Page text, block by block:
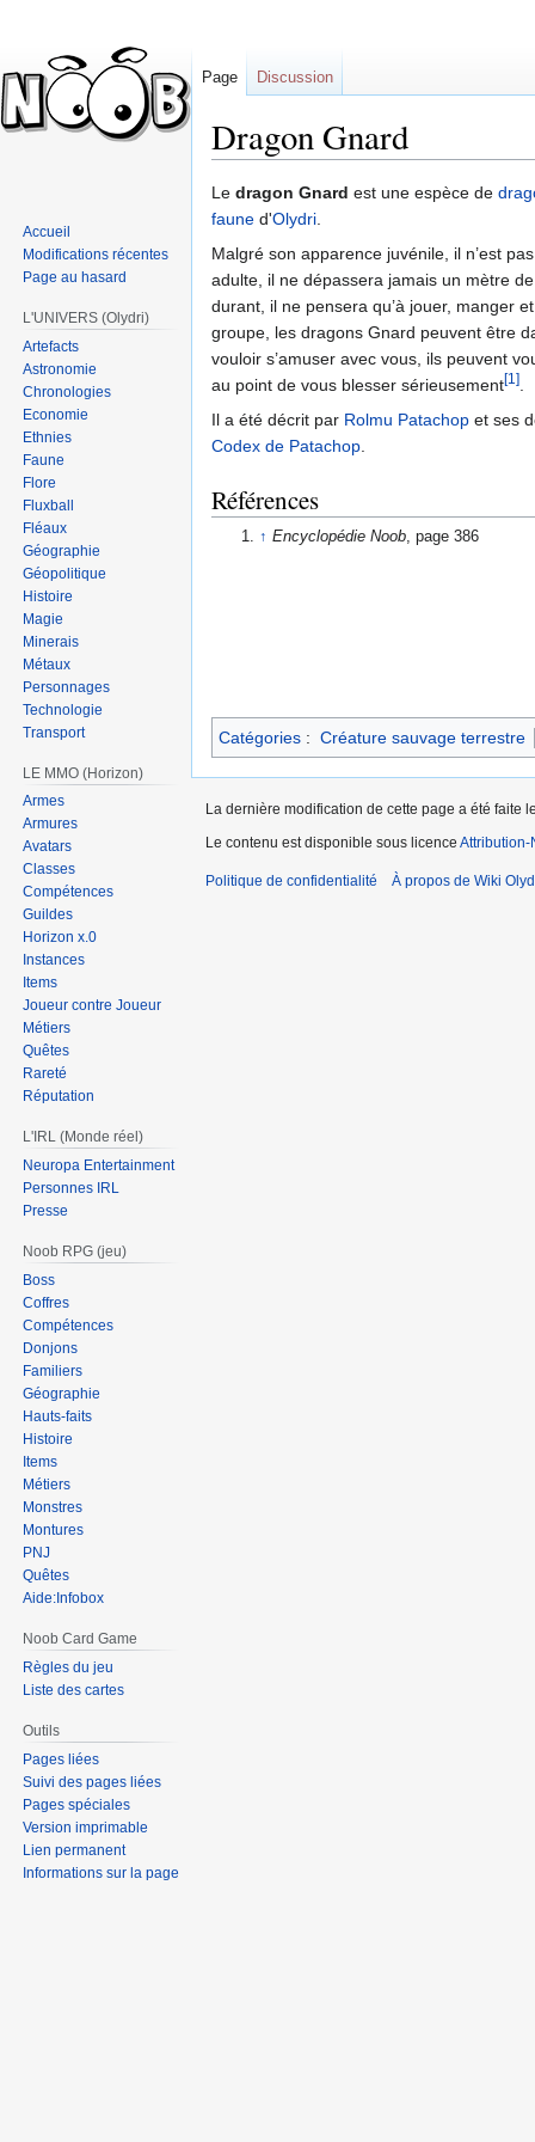
Dragon Gnard
Sauter
à
la
navigation
Sauter
à
la
recherche
Le dragon Gnard est une espèce de
faune d'Olydri.
Malgré son apparence juvénile, il n’est
adulte, il ne dépassera jamais un mètre
durant, il ne pensera qu’à jouer, manger
groupe, les dragons Gnard peuvent être
vouloir s’amuser avec vous, ils peuvent
au point de vous blesser sérieusement[1].
Il a été décrit par Rolmu Patachop et ses
Codex de Patachop.
Références
↑ Encyclopédie Noob , page 386
Catégories : Créature sauvage terrestre
Page Discussion
Accueil
Modifications récentes
Page au hasard
L'UNIVERS (Olydri)
Artefacts
Astronomie
Chronologies
Economie
Ethnies
Faune
Flore
Fluxball
Fléaux
Géographie
Géopolitique
Histoire
Magie
Minerais
Métaux
Personnages
Technologie
Transport
LE MMO (Horizon)
Armes
Armures
Avatars
Classes
Compétences
Guildes
Horizon x.0
Instances
Items
Joueur contre Joueur
Métiers
Quêtes
Rareté
Réputation
L'IRL (Monde réel)
Neuropa Entertainment
Personnes IRL
Presse
Noob RPG (jeu)
Boss
Coffres
Compétences
Donjons
Familiers
Géographie
Hauts-faits
Histoire
Items
Métiers
Monstres
Montures
PNJ
Quêtes
Aide:Infobox
Noob Card Game
Règles du jeu
Liste des cartes
Outils
Pages liées
Suivi des pages liées
Pages spéciales
Version imprimable
Lien permanent
Informations sur la page
La dernière modification de cette page a été faite
Le contenu est disponible sous licence Attribution-
Politique de confidentialité À propos de Wiki